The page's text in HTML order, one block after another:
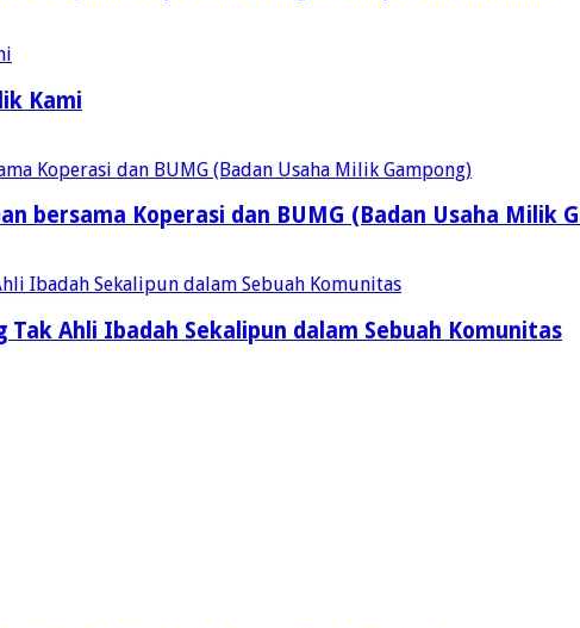
Kami
bersama Koperasi dan BUMG (Badan Usaha Milik
Tak Ahli Ibadah Sekalipun dalam Sebuah Komunitas